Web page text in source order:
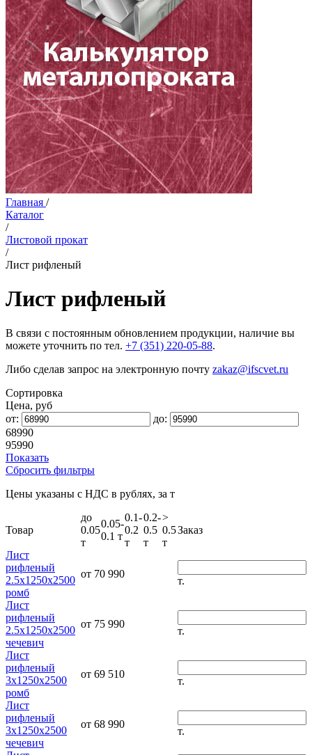
Главная /
Каталог
/
Листовой прокат
/
Лист рифленый
Лист рифленый
В связи с постоянным обновлением продукции, наличие вы
можете уточнить по тел. +7 (351) 220-05-88.
Либо сделав запрос на электронную почту zakaz@ifscvet.ru
Сортировка
Цена, руб
от:
до:
68990
95990
Показать
Сбросить фильтры
Цены указаны с НДС в рублях, за т
Товар
до
0.05
т
0.05-
0.1 т
0.1-
0.2
т
0.2-
0.5
т
>
0.5
т
Заказ
Лист
рифленый
2.5х1250х2500
ромб
от 70 990
т.
Лист
рифленый
2.5х1250х2500
чечевич
от 75 990
т.
Лист
рифленый
3х1250х2500
ромб
от 69 510
т.
Лист
рифленый
3х1250х2500
чечевич
от 68 990
т.